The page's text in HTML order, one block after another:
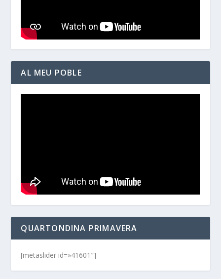
AL MEU POBLE
QUARTONDINA PRIMAVERA
[metaslider id=»41601″]